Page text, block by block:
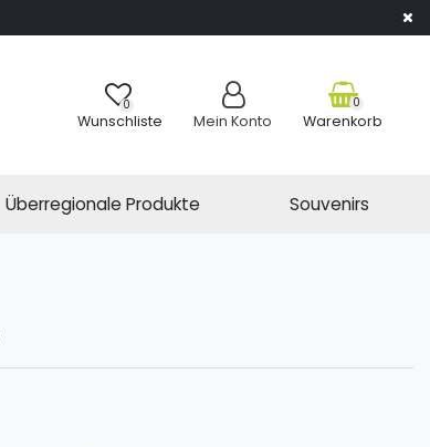
0
Wunschliste Mein Konto
0
Warenkorb
Überregionale Produkte Souvenirs